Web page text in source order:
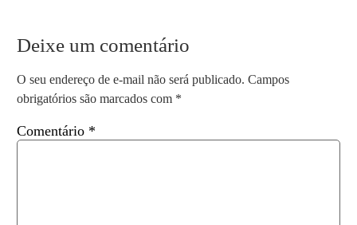
Deixe um comentário
O seu endereço de e-mail não será publicado. Campos
obrigatórios são marcados com *
Comentário *